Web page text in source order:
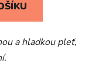
a hladkou pleť,